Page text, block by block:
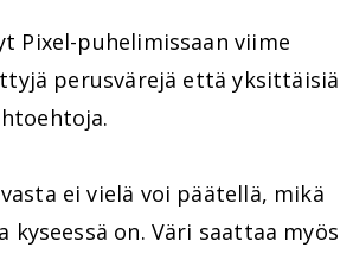
Pixel-puhelimissaan viime
perusvärejä että yksittäisiä
ei vielä voi päätellä, mikä
kyseessä on. Väri saattaa myös